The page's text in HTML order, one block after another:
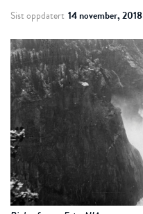
Sist oppdatert 14 november, 2018